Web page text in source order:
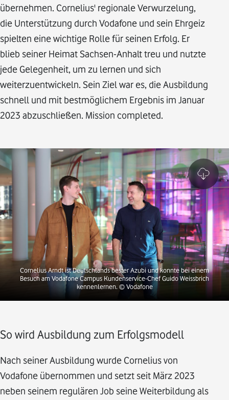
übernehmen. Cornelius' regionale Verwurzelung,
die Unterstützung durch Vodafone und sein Ehrgeiz
spielten eine wichtige Rolle für seinen Erfolg. Er
blieb seiner Heimat Sachsen-Anhalt treu und nutzte
jede Gelegenheit, um zu lernen und sich
weiterzuentwickeln. Sein Ziel war es, die Ausbildung
schnell und mit bestmöglichem Ergebnis im Januar
2023 abzuschließen. Mission completed.
Cornelius Arndt ist Deutschlands bester Azubi und konnte bei einem
Besuch am Vodafone Campus Kundenservice-Chef Guido Weissbrich
kennenlernen. © Vodafone
So wird Ausbildung zum Erfolgsmodell
Nach seiner Ausbildung wurde Cornelius von
Vodafone übernommen und setzt seit März 2023
neben seinem regulären Job seine Weiterbildung als